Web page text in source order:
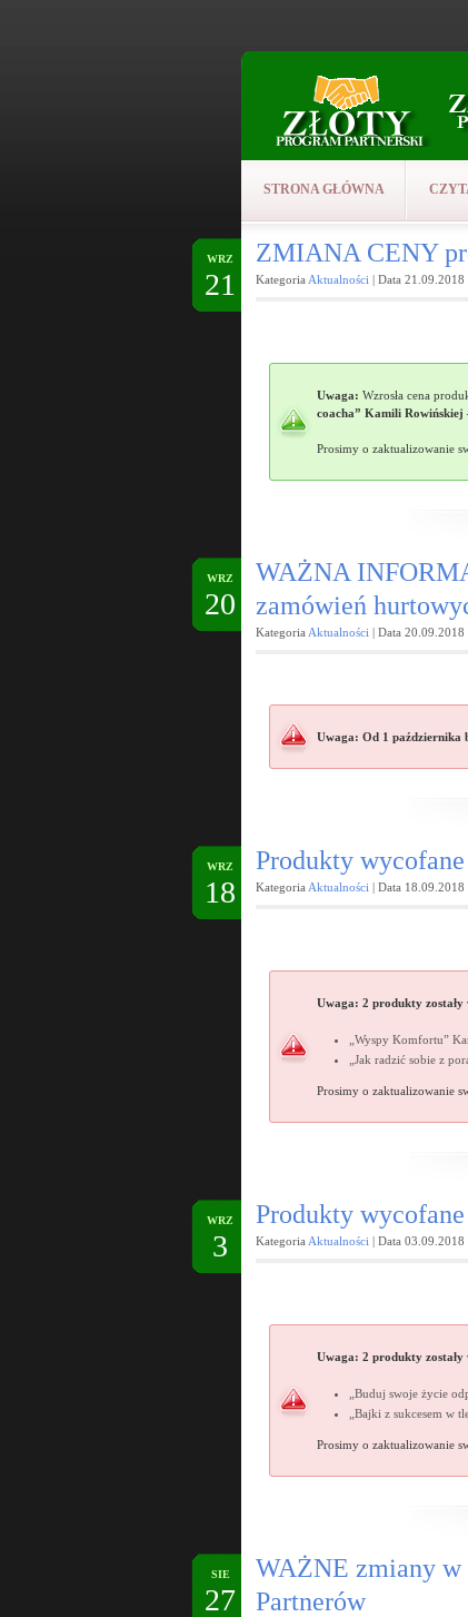
STRONA GŁÓWNA
WRZ
21
ZMIANA CENY
Kategoria Aktualności | Data 21.09.2018
Uwaga: Wzrosła cena
coacha” Kamili Rowińskiej
Prosimy o zaktualizowanie
WRZ
20
WAŻNA
zamówień
Kategoria Aktualności | Data 20.09.2018
Uwaga: Od 1 października
WRZ
18
Produkty
Kategoria Aktualności | Data 18.09.2018
Uwaga: 2 produkty zostały
„Wyspy Komfortu”
„Jak radzić sobie z
Prosimy o zaktualizowanie
WRZ
3
Produkty
Kategoria Aktualności | Data 03.09.2018
Uwaga: 2 produkty zostały
„Buduj swoje życie
„Bajki z sukcesem w
Prosimy o zaktualizowanie
SIE
27
WAŻNE zmiany w
Partnerów